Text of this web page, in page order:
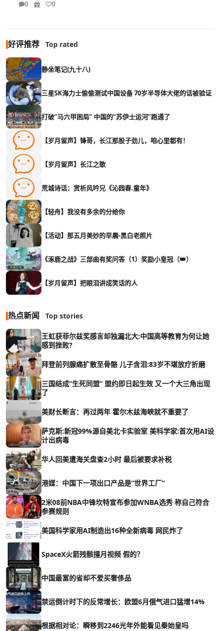
0 0
好评推荐 Top rated
静坐笔记(九十八)
三星SK海力士偷偷测试中国设备 70岁半导体大佬的话被验证
打破“马六甲困局” 中国的“苏伊士运河”跑通了
【岁月留声】锋哥，长江那股子劲儿，咱心里都有！
【岁月留声】长江之歌
荒城诗话：赏析风吟兄《沁园春.童年》
【轻舟】我没有多余的分给你
【活动】那五月美妙的早晨-黑白老照片
《涿鹿之战》三部曲有奖问答（1）奖励小皇冠（👑）
【岁月留声】把眼泪讲成笑话的人
热点新闻 Top stories
王虹获菲尔兹奖感言却独漏北大:中国高等教育为何让她
感到挫败?
拜登前列腺癌扩散至骨骼 儿子含泪:83岁不堪放疗折磨
三国结成“生死同盟” 盟约即日起生效 又一个大三角出现
了
美财长断言：再过两年 霍尔木兹海峡就不重要了
萨克斯:新冠99%源自美北卡实验室 美科学家:首次用AI设
计出病毒
华人回美遭海关盘查2小时 最后被要求补税
港媒：中国下一项出口产品是“世界工厂”
2米08前NBA中锋坎特宣布参加WNBA选秀 称自己符合
参赛规则
美国科学家用AI制造出16种全新病毒 网民炸了
SpaceX火箭残骸撞月视频 假的？
中国最富的省却不爱买奢侈品
禁运倒计时下的反常增长：欧盟6月俄气进口猛增14%
根据相对论：瞬移到2246光年外能看见秦始皇吗